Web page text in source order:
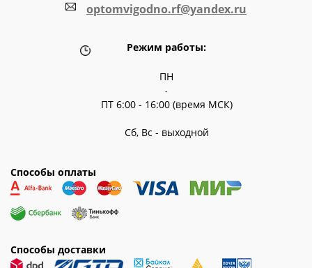
optomvigodno.rf@yandex.ru
Режим работы:
ПН
-
ПТ 6:00 - 16:00 (время МСК)
Сб, Вс - выходной
Способы оплаты
Способы доставки